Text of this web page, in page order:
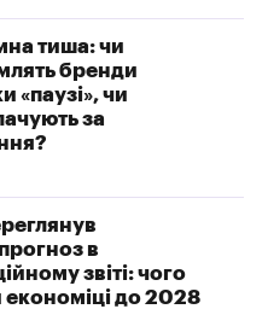
тиша: чи
бренди
«паузі», чи
за
в
звіті: чого
економіці до 2028